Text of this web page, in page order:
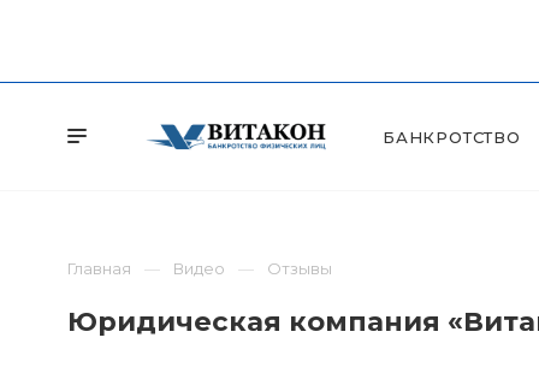
БАНКРОТСТВО
Главная Видео Отзывы
Юридическая компания